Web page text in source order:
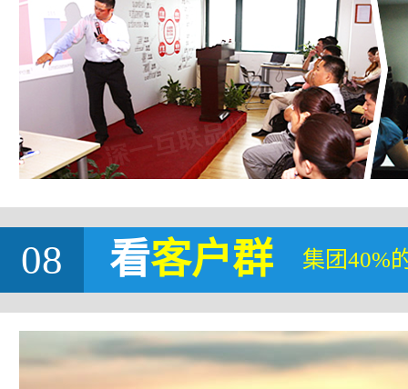
08 看客户群 集团40%